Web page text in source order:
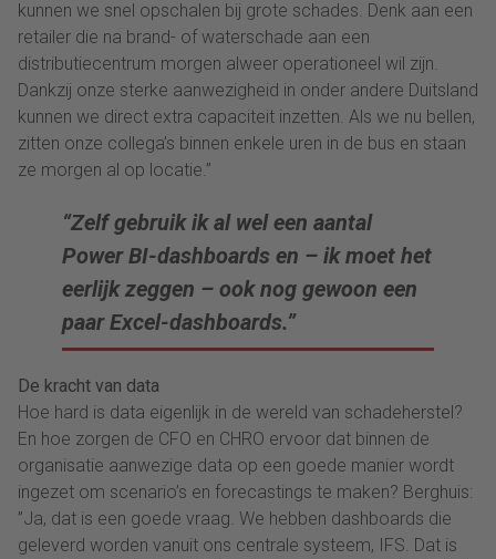
kunnen we snel opschalen bij grote schades. Denk aan een
retailer die na brand- of waterschade aan een
distributiecentrum morgen alweer operationeel wil zijn.
Dankzij onze sterke aanwezigheid in onder andere Duitsland
kunnen we direct extra capaciteit inzetten. Als we nu bellen,
zitten onze collega’s binnen enkele uren in de bus en staan
ze morgen al op locatie.”
“Zelf gebruik ik al wel een aantal
Power BI-dashboards en – ik moet het
eerlijk zeggen – ook nog gewoon een
paar Excel-dashboards.”
De kracht van data
Hoe hard is data eigenlijk in de wereld van schadeherstel?
En hoe zorgen de CFO en CHRO ervoor dat binnen de
organisatie aanwezige data op een goede manier wordt
ingezet om scenario’s en forecastings te maken? Berghuis:
”Ja, dat is een goede vraag. We hebben dashboards die
geleverd worden vanuit ons centrale systeem, IFS. Dat is